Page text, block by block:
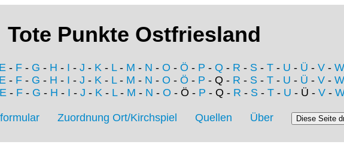
Tote Punkte Ostfriesland
- F - G - H - I - J - K - L- M - N - O - Ö - P - Q - R - S - T - U - Ü - V - W
- F - G - H - I - J - K - L- M - N - O - Ö - P - Q - R - S - T - U - Ü - V - W
- F- G - H - I - J - K- L- M - N - O - Ö - P - Q - R - S- T- U - Ü - V-
Zuordnung Ort/Kirchspiel Quellen Über